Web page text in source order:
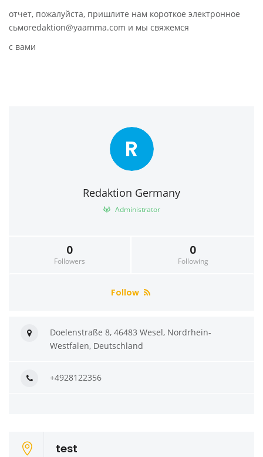
отчет, пожалуйста, пришлите нам короткое электронное
сьмоredaktion@yaamma.com и мы свяжемся
с вами
R
Redaktion Germany
Administrator
0
Followers
0
Following
Follow
Doelenstraße 8, 46483 Wesel, Nordrhein-
Westfalen, Deutschland
+4928122356
test